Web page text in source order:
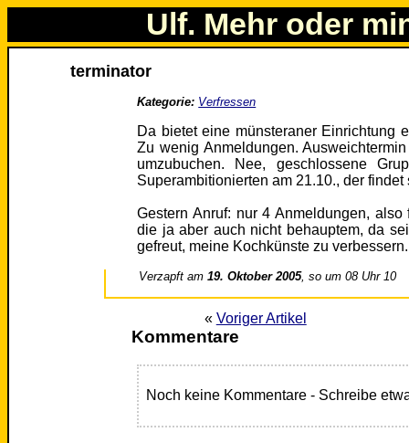
Ulf. Mehr oder
terminator
Kategorie: Verfressen
Da bietet eine münsteraner Einrichtung
Zu wenig Anmeldungen.
umzubuchen. Nee, geschlossene
Superambitionierten am 21.10., der
Gestern Anruf: nur 4 Anmeldungen,
die ja aber auch nicht behauptem, da
gefreut, meine Kochkünste zu
Verzapft am19. Oktober 2005, so um 08 Uhr 10
« Voriger Artikel
Kommentare
Noch keine Kommentare - Schreibe